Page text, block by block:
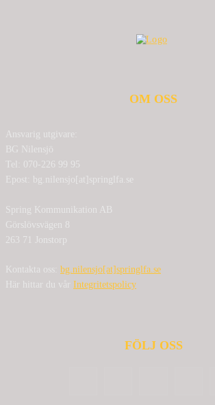
OM OSS
Ansvarig utgivare:
BG Nilensjö
Tel: 070-226 99 95
Epost: bg.nilensjo[at]springlfa.se
Spring Kommunikation AB
Görslövsvägen 8
263 71 Jonstorp
Kontakta oss: bg.nilensjo[at]springlfa.se
Här hittar du vår Integritetspolicy
FÖLJ OSS